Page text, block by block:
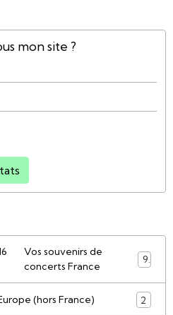
mon site ?
Vos souvenirs de
concerts France
9
(hors France) 2